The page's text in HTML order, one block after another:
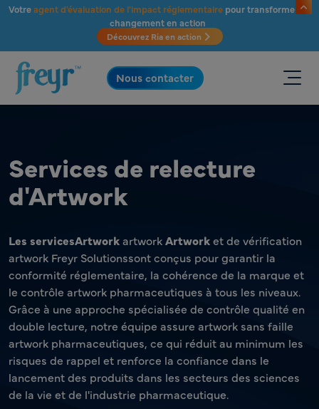
Passer au contenu principal
Votreagent d'évaluation de l'impact réglementairepour transformer le
changement en action
Découvrez Ria en action
.
Nous contacter
Services de relecture
d'Artwork
Les servicesArtworkartworkArtworket de vérification
artwork Freyr Solutionssont conçus pour garantir la
conformité réglementaire, la cohérence de la marque et
le contrôle artwork pharmaceutiques à tous les niveaux.
Grâce à une approche spécialisée de contrôle qualité en
double lecture, notre équipe assure artwork sans faille
artwork pharmaceutiques, ce qui réduit au minimum les
risques de rappel et renforce la confiance dans le
lancement des produits dans les secteurs des sciences
de la vie et de l'industrie pharmaceutique.